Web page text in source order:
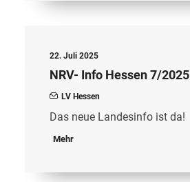
22. Juli 2025
NRV- Info Hessen 7/2025
LV Hessen
Das neue Landesinfo ist da!
Mehr